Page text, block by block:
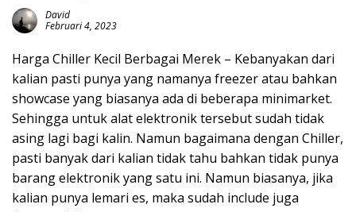
David
Februari 4, 2023
Harga Chiller Kecil Berbagai Merek – Kebanyakan dari
kalian pasti punya yang namanya freezer atau bahkan
showcase yang biasanya ada di beberapa minimarket.
Sehingga untuk alat elektronik tersebut sudah tidak
asing lagi bagi kalin. Namun bagaimana dengan Chiller,
pasti banyak dari kalian tidak tahu bahkan tidak punya
barang elektronik yang satu ini. Namun biasanya, jika
kalian punya lemari es, maka sudah include juga